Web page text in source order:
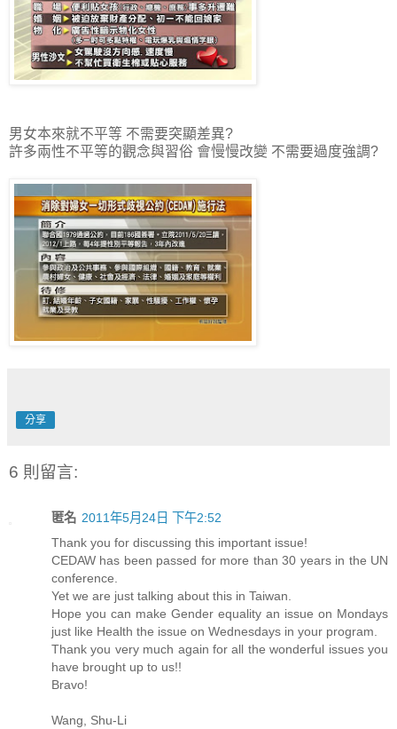
男女本來就不平等 不需要突顯差異?
許多兩性不平等的觀念與習俗 會慢慢改變 不需要過度強調?
分享
6 則留言:
匿名 2011年5月24日 下午2:52
Thank you for discussing this important issue!
CEDAW has been passed for more than 30 years in the UN
conference.
Yet we are just talking about this in Taiwan.
Hope you can make Gender equality an issue on Mondays
just like Health the issue on Wednesdays in your program.
Thank you very much again for all the wonderful issues you
have brought up to us!!
Bravo!
Wang, Shu-Li